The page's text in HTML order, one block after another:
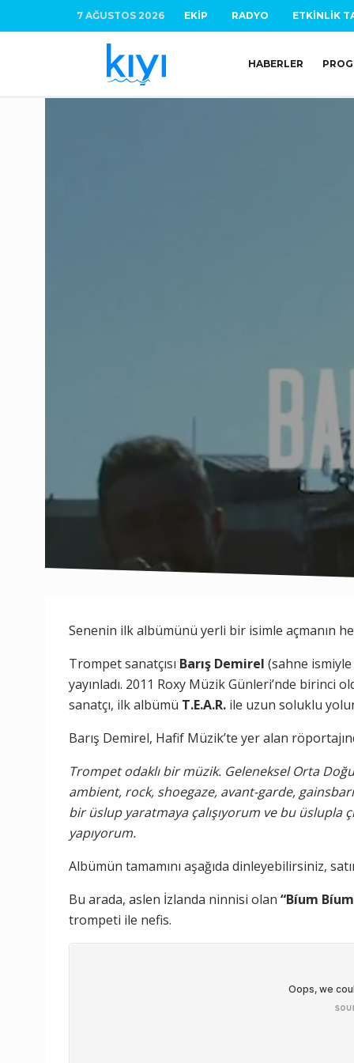
7 AĞUSTOS 2026 EKIP RADYO ETKINLIK
HABERLER
Senenin ilk albümünü yerli bir isimle açmanın
Trompet sanatçısı Barış Demirel (sahne ismiyle
yayınladı. 2011 Roxy Müzik Günleri’nde birinci
sanatçı, ilk albümü T.E.A.R. ile uzun soluklu
Barış Demirel, Hafif Müzik’te yer alan
Trompet odaklı bir müzik. Geleneksel Orta
ambient, rock, shoegaze, avant-garde,
bir üslup yaratmaya çalışıyorum ve bu üslupla
yapıyorum.
Albümün tamamını aşağıda dinleyebilirsiniz,
Bu arada, aslen İzlanda ninnisi olan “Bíum
trompeti ile nefis.